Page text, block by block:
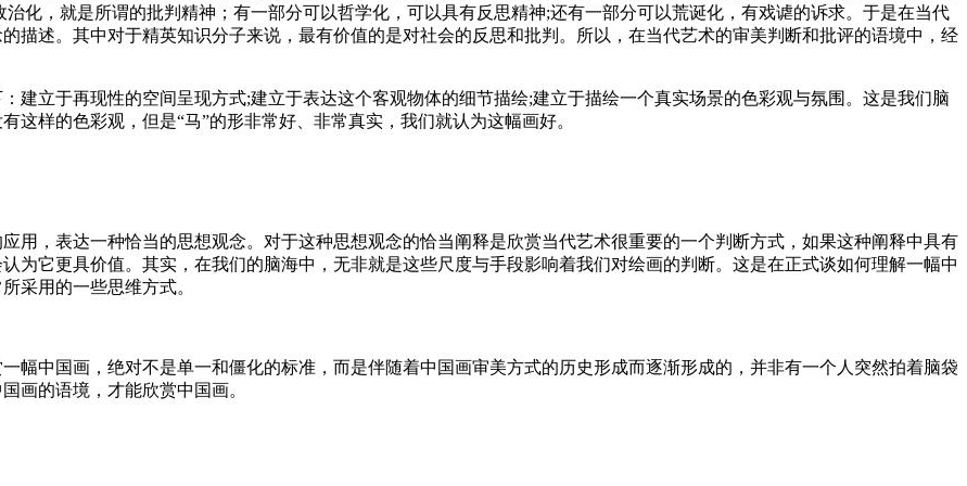
化，就是所谓的批判精神；有一部分可以哲学化，可以具有反思精神;还有一部分可以荒诞化，有戏谑的诉求。于是在当代
描述。其中对于精英知识分子来说，最有价值的是对社会的反思和批判。所以，在当代艺术的审美判断和批评的语境中，经
建立于再现性的空间呈现方式;建立于表达这个客观物体的细节描绘;建立于描绘一个真实场景的色彩观与氛围。这是我们脑
样的色彩观，但是“马”的形非常好、非常真实，我们就认为这幅画好。
用，表达一种恰当的思想观念。对于这种思想观念的恰当阐释是欣赏当代艺术很重要的一个判断方式，如果这种阐释中具有
为它更具价值。其实，在我们的脑海中，无非就是这些尺度与手段影响着我们对绘画的判断。这是在正式谈如何理解一幅中
采用的一些思维方式。
幅中国画，绝对不是单一和僵化的标准，而是伴随着中国画审美方式的历史形成而逐渐形成的，并非有一个人突然拍着脑袋
画的语境，才能欣赏中国画。